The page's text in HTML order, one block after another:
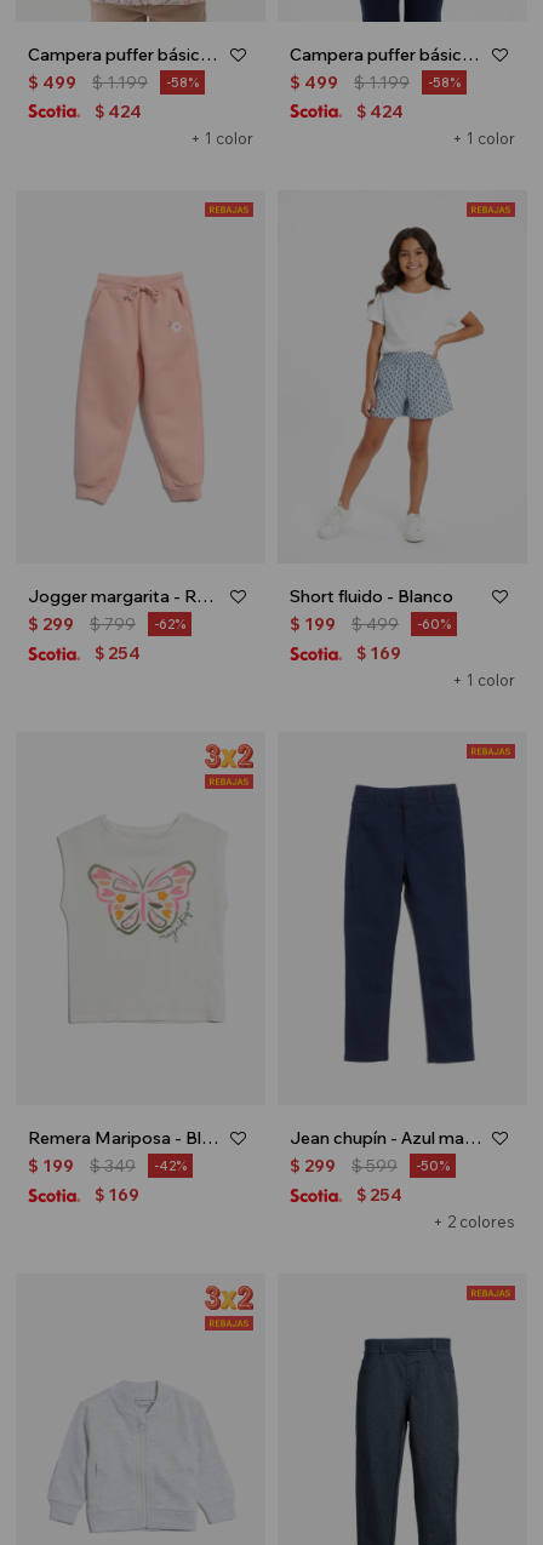
Campera puffer básica - Rosa
+ 1 color
$ 499 $1.199 58
$ 424
Campera puffer básica - Azul marino
+ 1 color
$ 499 $1.199 58
$ 424
Jogger margarita - Rosa palido
$ 299 $799 62
$ 254
Short fluido - Blanco
+ 1 color
$ 199 $499 60
$ 169
Remera Mariposa - Blanco
$ 199 $349 42
$ 169
Jean chupín - Azul marino
+ 2 colores
$ 299 $599 50
$ 254